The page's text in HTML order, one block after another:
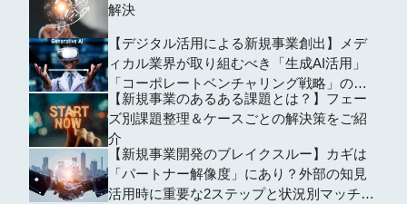
解決
【デジタル活用による新規事業創出】メデ
ィカル業界が取り組むべき「生成AI活用」
「コーポレートベンチャリング戦略」の道
とは
【新規事業のあるある課題とは？】フェー
ズ別課題整理＆ケースごとの解決策をご紹
介
【新規事業開発のブレイクスルー】カギは
「パートナー解像度」にあり？外部の知見
活用時に重要な2ステップと状況別マッチン